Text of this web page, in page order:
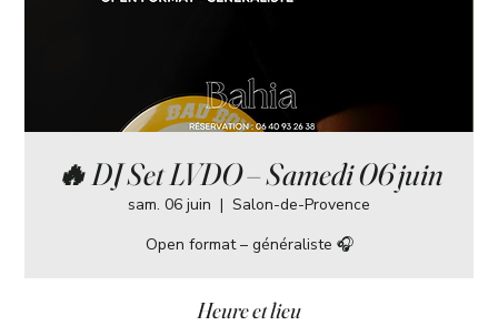
🔥 DJ Set LVDO – Samedi 06 juin
sam. 06 juin
  |
Salon-de-Provence
Open format – généraliste 🎧
Heure et lieu